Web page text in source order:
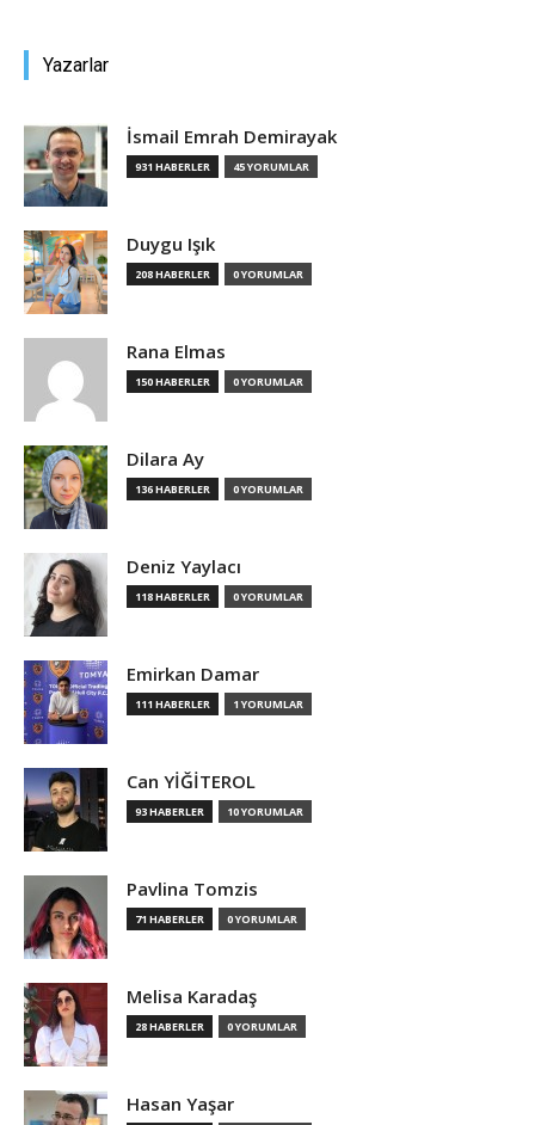
Yazarlar
İsmail Emrah Demirayak
931 HABERLER 45 YORUMLAR
Duygu Işık
208 HABERLER 0 YORUMLAR
Rana Elmas
150 HABERLER 0 YORUMLAR
Dilara Ay
136 HABERLER 0 YORUMLAR
Deniz Yaylacı
118 HABERLER 0 YORUMLAR
Emirkan Damar
111 HABERLER 1 YORUMLAR
Can YİĞİTEROL
93 HABERLER 10 YORUMLAR
Pavlina Tomzis
71 HABERLER 0 YORUMLAR
Melisa Karadaş
28 HABERLER 0 YORUMLAR
Hasan Yaşar